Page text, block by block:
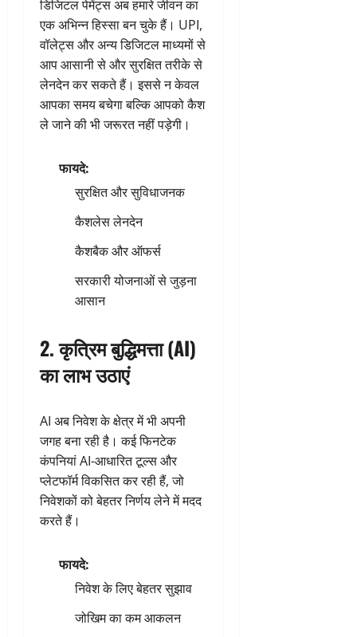
डिजिटल पेमेंट्स अब हमारे जीवन का
एक अभिन्न हिस्सा बन चुके हैं। UPI,
वॉलेट्स और अन्य डिजिटल माध्यमों से
आप आसानी से और सुरक्षित तरीके से
लेनदेन कर सकते हैं। इससे न केवल
आपका समय बचेगा बल्कि आपको कैश
ले जाने की भी जरूरत नहीं पड़ेगी।
फायदे:
सुरक्षित और सुविधाजनक
कैशलेस लेनदेन
कैशबैक और ऑफर्स
सरकारी योजनाओं से जुड़ना
आसान
2.कृत्रिम बुद्धिमत्ता (AI)
का लाभ उठाएं
AI अब निवेश के क्षेत्र में भी अपनी
जगह बना रही है। कई फिनटेक
कंपनियां AI-आधारित टूल्स और
प्लेटफॉर्म विकसित कर रही हैं, जो
निवेशकों को बेहतर निर्णय लेने में मदद
करते हैं।
फायदे:
निवेश के लिए बेहतर सुझाव
जोखिम का कम आकलन